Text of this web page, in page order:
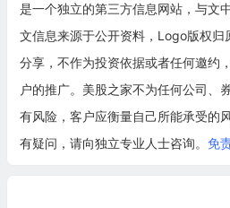
是一个独立的第三方信息网站，与文
文信息来源于公开资料，Logo版权归
分享，不作为投资依据或者任何邀约
户的推广。美股之家不为任何公司、
有风险，客户应衡量自己所能承受的
有疑问，请向独立专业人士咨询。 免